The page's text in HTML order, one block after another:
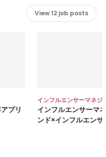
View 12 job posts
プリ
インフルエンサーマネジ
インフルエンサーマ
ンド×インフルエン